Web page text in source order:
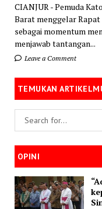
CIANJUR - Pemuda
Barat menggelar Rapat
sebagai momentum
menjawab tantangan...
Leave a Comment
TEMUKAN
OPINI